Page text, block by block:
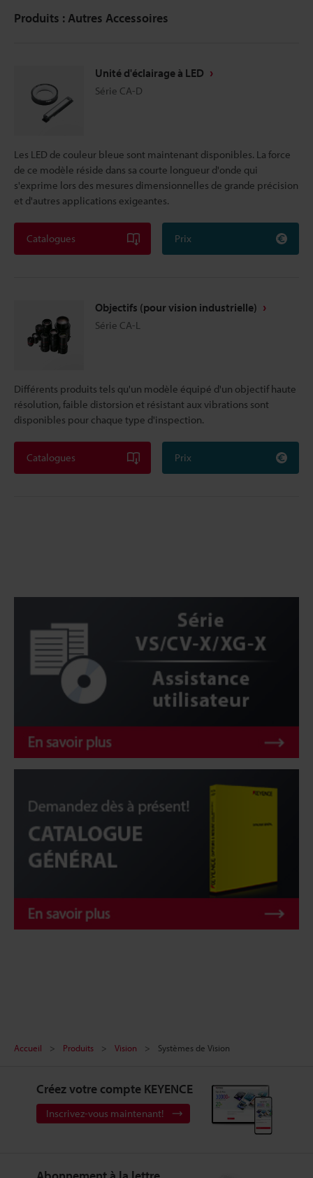
Produits : Autres Accessoires
Unité d'éclairage à LED
Série CA-D
Les LED de couleur bleue sont maintenant disponibles. La force
de ce modèle réside dans sa courte longueur d'onde qui
s'exprime lors des mesures dimensionnelles de grande précision
et d'autres applications exigeantes.
Catalogues Prix
Objectifs (pour vision industrielle)
Série CA-L
Différents produits tels qu'un modèle équipé d'un objectif haute
résolution, faible distorsion et résistant aux vibrations sont
disponibles pour chaque type d'inspection.
Catalogues Prix
Accueil Produits Vision Systèmes de Vision
Créez votre compte KEYENCE
Inscrivez-vous maintenant!